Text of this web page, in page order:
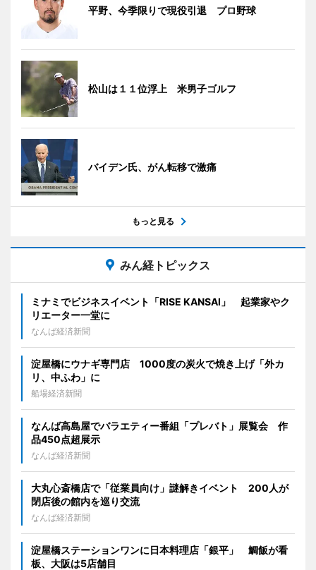
平野、今季限りで現役引退 プロ野球
松山は１１位浮上 米男子ゴルフ
バイデン氏、がん転移で激痛
もっと見る
みん経トピックス
ミナミでビジネスイベント「RISE KANSAI」 起業家やク
リエーター一堂に
なんば経済新聞
淀屋橋にウナギ専門店 1000度の炭火で焼き上げ「外カ
リ、中ふわ」に
船場経済新聞
なんば高島屋でバラエティー番組「プレバト」展覧会 作
品450点超展示
なんば経済新聞
大丸心斎橋店で「従業員向け」謎解きイベント 200人が
閉店後の館内を巡り交流
なんば経済新聞
淀屋橋ステーションワンに日本料理店「銀平」 鯛飯が看
板、大阪は5店舗目